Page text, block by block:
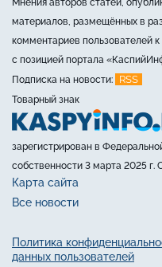
Мнения авторов статей,
материалов, размещённых в
комментариев пользователей
с позицией портала
Подписка на новости:
RSS
Товарный знак
зарегистрирован в
собственности 3 марта 2025
Карта сайта
Все новости
Политика
данных пользователей